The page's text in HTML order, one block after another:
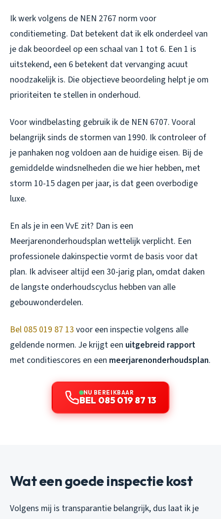
Ik werk volgens de NEN 2767 norm voor
conditiemeting. Dat betekent dat ik elk onderdeel van
je dak beoordeel op een schaal van 1 tot 6. Een 1 is
uitstekend, een 6 betekent dat vervanging acuut
noodzakelijk is. Die objectieve beoordeling helpt je om
prioriteiten te stellen in onderhoud.
Voor windbelasting gebruik ik de NEN 6707. Vooral
belangrijk sinds de stormen van 1990. Ik controleer of
je panhaken nog voldoen aan de huidige eisen. Bij de
gemiddelde windsnelheden die we hier hebben, met
storm 10-15 dagen per jaar, is dat geen overbodige
luxe.
En als je in een VvE zit? Dan is een
Meerjarenonderhoudsplan wettelijk verplicht. Een
professionele dakinspectie vormt de basis voor dat
plan. Ik adviseer altijd een 30-jarig plan, omdat daken
de langste onderhoudscyclus hebben van alle
gebouwonderdelen.
Bel 085 019 87 13 voor een inspectie volgens alle
geldende normen. Je krijgt een uitgebreid rapport
met conditiescores en een meerjarenonderhoudsplan.
NU BEREIKBAAR
BEL 085 019 87 13
Wat een goede inspectie kost
Volgens mij is transparantie belangrijk, dus laat ik je